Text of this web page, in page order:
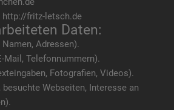
http://fritz-letsch.de
Daten:
Adressen).
Mail, Telefonnummern).
Fotografien, Videos).
besuchte Webseiten, Interesse an